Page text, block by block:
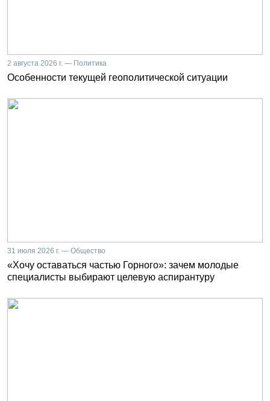
2 августа 2026 г. — Политика
Особенности текущей геополитической ситуации
31 июля 2026 г. — Общество
«Хочу оставаться частью Горного»: зачем молодые
специалисты выбирают целевую аспирантуру